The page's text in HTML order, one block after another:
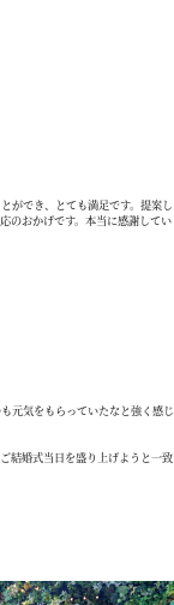
ができ、とても満足です。提案し
のおかげです。本当に感謝してい
元気をもらっていたなと強く感じ
結婚式当日を盛り上げようと一致